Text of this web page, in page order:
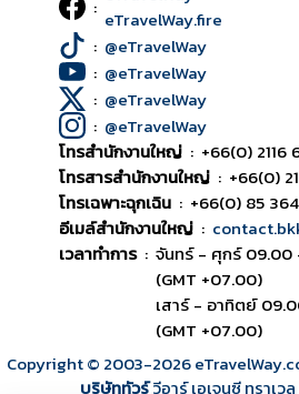
: eTravelWay.fire
: @eTravelWay
: @eTravelWay
: @eTravelWay
: @eTravelWay
โทรสำนักงานใหญ่ : +66(0) 2116
โทรสารสำนักงานใหญ่ : +66(0)
โทรเฉพาะฉุกเฉิน : +66(0) 85
อีเมล์สำนักงานใหญ่ :
เวลาทำการ : จันทร์ - ศุกร์ 09.00
(GMT +07.00)
เสาร์ - อาทิตย์
(GMT +07.00)
Copyright © 2003-2026
บริษัททัวร์วีอาร์ เอเจนซี ทราเ